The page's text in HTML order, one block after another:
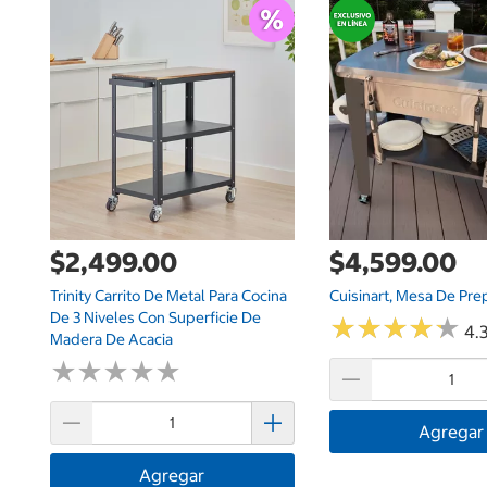
$2,499.00
Trinity Carrito De Metal Para Cocina
De 3 Niveles Con Superficie De
Madera De Acacia
★★★★★
★★★★★
Agregar
$4,599.00
Cuisinart, Mesa De
★★★★★
★★★★★
Agregar